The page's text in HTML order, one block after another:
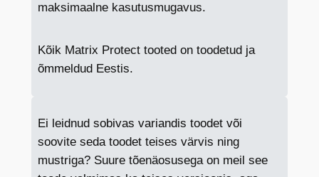
maksimaalne kasutusmugavus.
Kõik Matrix Protect tooted on toodetud ja
õmmeldud Eestis.
Ei leidnud sobivas variandis toodet või
soovite seda toodet teises värvis ning
mustriga? Suure tõenäosusega on meil see